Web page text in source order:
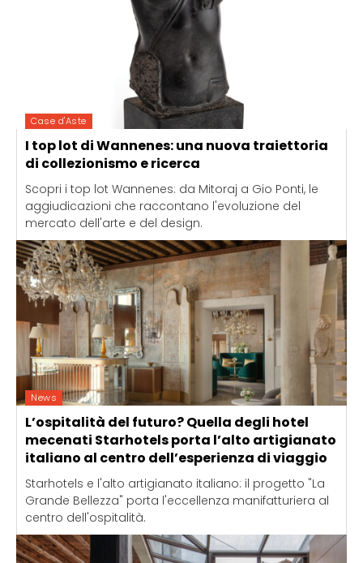
Case d'Aste
I top lot di Wannenes: una nuova traiettoria
di collezionismo e ricerca
Scopri i top lot Wannenes: da Mitoraj a Gio Ponti, le
aggiudicazioni che raccontano l'evoluzione del
mercato dell'arte e del design.
News
L’ospitalità del futuro? Quella degli hotel
mecenati Starhotels porta l’alto artigianato
italiano al centro dell’esperienza di viaggio
Starhotels e l'alto artigianato italiano: il progetto "La
Grande Bellezza" porta l'eccellenza manifatturiera al
centro dell'ospitalità.